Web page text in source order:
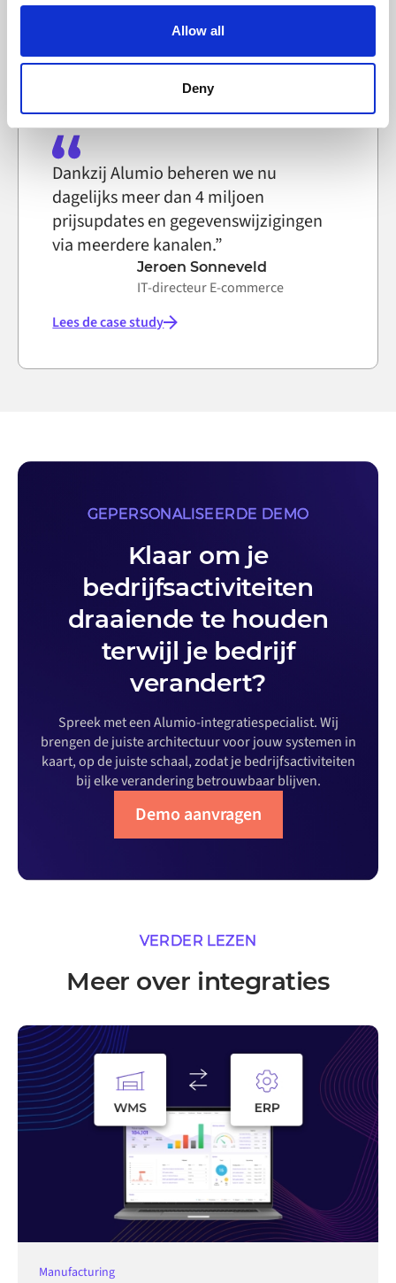
text file that a web browser saves to your computer. You
browser settings accordingly. This could affect the
functioning of the website, however. We also use third-
party ad networks for advertising certain Alumio services
on the internet
Allow all
Deny
Dankzij Alumio beheren we nu
dagelijks meer dan 4 miljoen
prijsupdates en gegevenswijzigingen
via meerdere kanalen.”
Jeroen Sonneveld
IT-directeur E-commerce
Lees de case study
GEPERSONALISEERDE DEMO
Klaar om je
bedrijfsactiviteiten
draaiende te houden
terwijl je bedrijf
verandert?
Spreek met een Alumio-integratiespecialist. Wij
brengen de juiste architectuur voor jouw systemen in
kaart, op de juiste schaal, zodat je bedrijfsactiviteiten
bij elke verandering betrouwbaar blijven.
Demo aanvragen
VERDER LEZEN
Meer over integraties
Manufacturing